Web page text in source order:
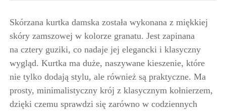
Skórzana kurtka damska została wykonana z miękkiej
skóry zamszowej w kolorze granatu. Jest zapinana
na cztery guziki, co nadaje jej elegancki i klasyczny
wygląd. Kurtka ma duże, naszywane kieszenie, które
nie tylko dodają stylu, ale również są praktyczne. Ma
prosty, minimalistyczny krój z klasycznym kołnierzem,
dzięki czemu sprawdzi się zarówno w codziennych